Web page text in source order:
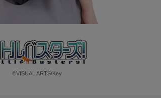
©VISUAL ARTS/Key